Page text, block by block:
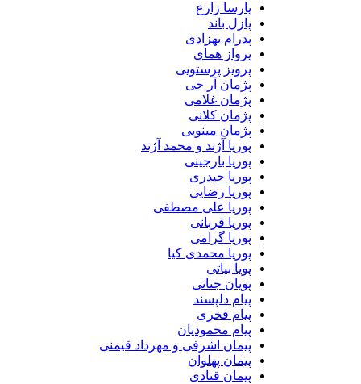
پارسا زارع
پازل باند
پدرام بهزادی
پرواز همای
پرویز پرستویی
پژمان آر جی
پژمان غلامی
پژمان کلانی
پژمان مینویی
پوریا آژند و محمد آژند
پوریا بارجینی
پوریا حیدری
پوریا رضایی
پوریا علی مصطفی
پوریا قربانی
پوریا گرامی
پوریا محمدی کیا
پویا بیاتی
پویان جناتی
پیام دلپسند
پیام فخری
پیام محمودیان
پیمان اشرفی و مهرداد قیمنی
پیمان پهلوان
پیمان قنادی